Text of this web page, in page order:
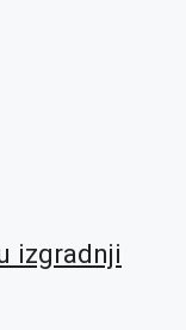
izgradnji